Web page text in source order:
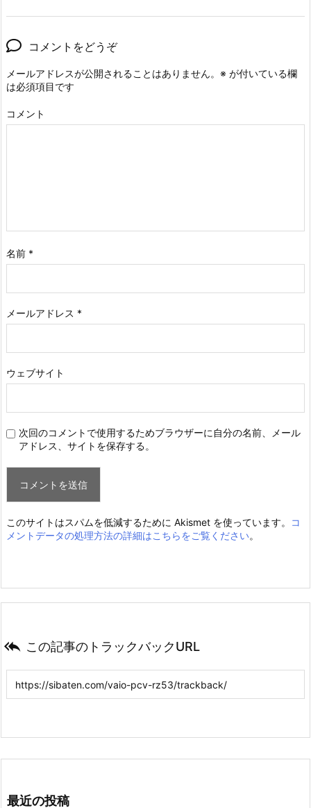
コメントをどうぞ
メールアドレスが公開されることはありません。 ※ が付いている欄
は必須項目です
コメント
名前 *
メールアドレス *
ウェブサイト
次回のコメントで使用するためブラウザーに自分の名前、メール
アドレス、サイトを保存する。
このサイトはスパムを低減するために Akismet を使っています。
コ
メントデータの処理方法の詳細はこちらをご覧ください。
 この記事のトラックバックURL
最近の投稿